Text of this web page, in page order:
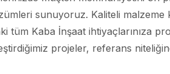
sunuyoruz. Kaliteli malzeme
tüm Kaba İnşaat ihtiyaçlarınıza
projeler, referans